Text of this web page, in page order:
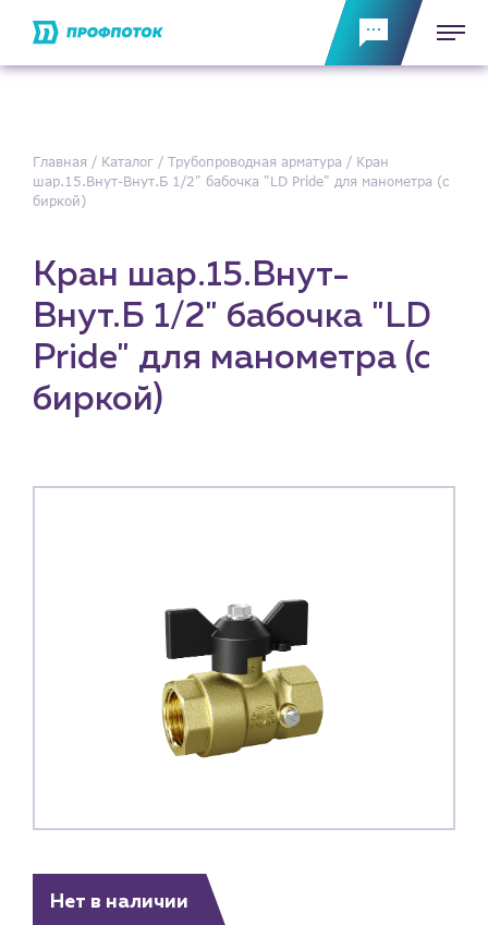
Главная Каталог Трубопроводная арматура
Кран
шар.15.Внут-Внут.Б 1/2" бабочка "LD Pride" для манометра (с
биркой)
Кран шар.15.Внут-
Внут.Б 1/2" бабочка "LD
Pride" для манометра (с
биркой)
Нет в наличии